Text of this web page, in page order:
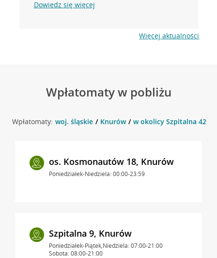
Dowiedz się więcej
Więcej aktualności
Wpłatomaty w pobliżu
Wpłatomaty: woj. śląskie Knurów w okolicy Szpitalna 42 ,
os. Kosmonautów 18, Knurów
Poniedziałek-Niedziela: 00:00-23:59
Szpitalna 9, Knurów
Poniedziałek-Piątek,Niedziela: 07:00-21:00
Sobota: 08:00-21:00